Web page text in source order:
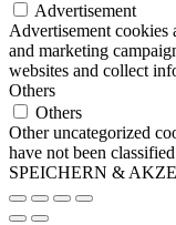
Advertisement
Advertisement cookies
and marketing
websites and collect
Others
Others
Other uncategorized
have not been
SPEICHERN &